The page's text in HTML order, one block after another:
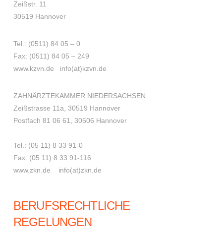
Zeißstr. 11
30519 Hannover
Tel.: (0511) 84 05 – 0
Fax: (0511) 84 05 – 249
www.kzvn.de info(at)kzvn.de
ZAHNÄRZTEKAMMER NIEDERSACHSEN
Zeißstrasse 11a, 30519 Hannover
Postfach 81 06 61, 30506 Hannover
Tel.: (05 11) 8 33 91-0
Fax: (05 11) 8 33 91-116
www.zkn.de info(at)zkn.de
BERUFSRECHTLICHE
REGELUNGEN